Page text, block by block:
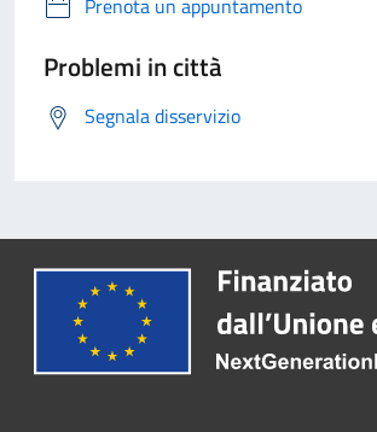
Prenota un appuntamento
Problemi in città
Segnala disservizio